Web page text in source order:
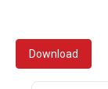
Download